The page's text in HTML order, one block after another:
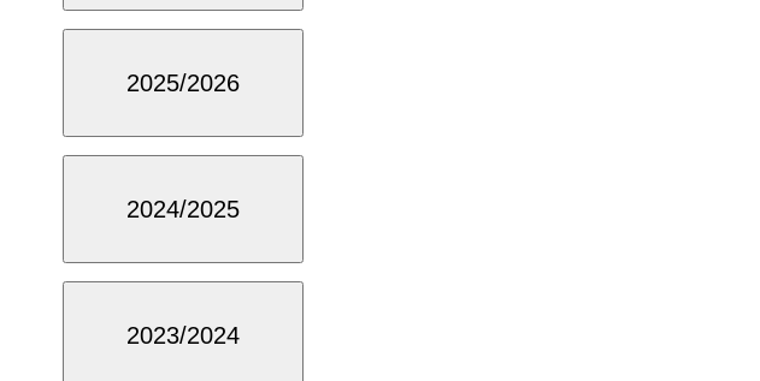
2025/2026
2024/2025
2023/2024